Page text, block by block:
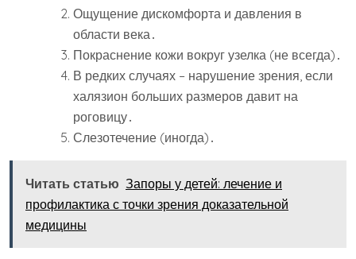
Ощущение дискомфорта и давления в
области века․
Покраснение кожи вокруг узелка (не всегда)․
В редких случаях – нарушение зрения, если
халязион больших размеров давит на
роговицу․
Слезотечение (иногда)․
Читать статью Запоры у детей: лечение и
профилактика с точки зрения доказательной
медицины